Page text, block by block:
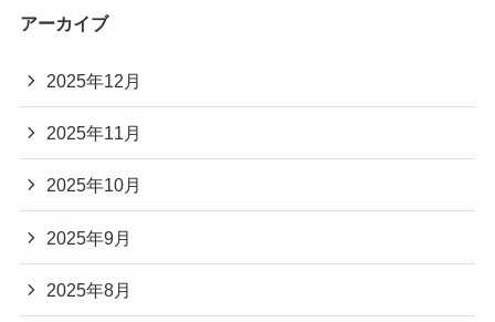
アーカイブ
2025年12月
2025年11月
2025年10月
2025年9月
2025年8月